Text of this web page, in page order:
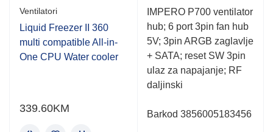
Rated
0.001
out
5
Ventilatori
Liquid Freezer II 360
multi compatible All-in-
One CPU Water cooler
339.60KM
Rated
0.001
out
of
5
IMPERO P700 ventilator
hub; 6 port 3pin fan hub
5V; 3pin ARGB zaglavlje
+ SATA; reset SW 3pin
ulaz za napajanje; RF
daljinski
Barkod 3856005183456